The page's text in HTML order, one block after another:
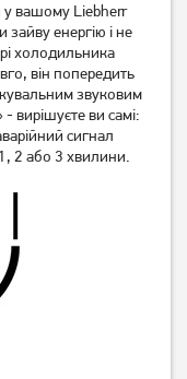
у вашому Liebherr
енергію і не
холодильника
він попередить
звуковим
вирішуєте ви самі:
сигнал
2 або 3 хвилини.